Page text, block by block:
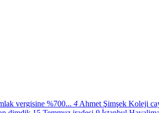
vergisine %700... 4Ahmet Şimşek Koleji